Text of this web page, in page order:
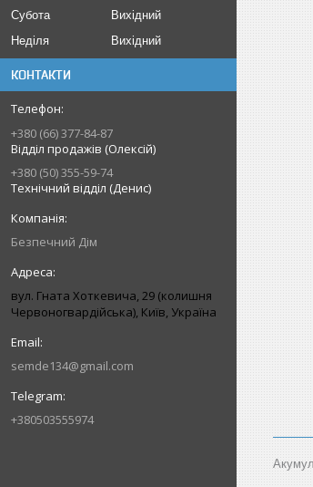
Субота
Вихідний
Неділя
Вихідний
КОНТАКТИ
+380 (66) 377-84-87
Відділ продажів (Олексій)
+380 (50) 355-59-74
Технічний відділ (Денис)
Безпечний Дім
вул. Гната Хоткевича, 29 (колишня
Червоногвардійська), Київ, Україна
semde134@gmail.com
+380503555974